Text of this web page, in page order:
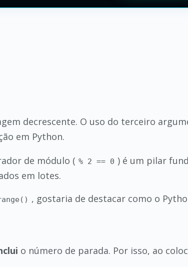
decrescente. O uso do terceiro
em Python.
de módulo ( % 2 == 0 ) é um pilar
em lotes.
, gostaria de destacar como o
o número de parada. Por isso, ao